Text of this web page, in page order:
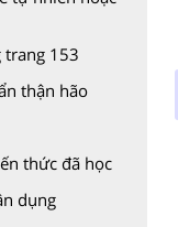
trang 153
thận hão
thức đã học
dụng